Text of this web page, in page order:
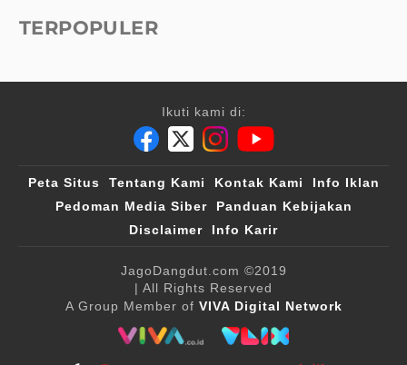
TERPOPULER
Ikuti kami di:
Peta Situs Tentang Kami Kontak Kami
Info Iklan
Pedoman Media Siber
Panduan Kebijakan
Disclaimer
Info Karir
JagoDangdut.com ©2019
| All Rights Reserved
A Group Member of VIVA Digital Network